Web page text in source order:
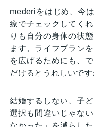
mederiをはじめ、今
療でチェックしてく
りも自分の身体の状
ます。ライフプラン
を広げるためにも、
だけるとうれしいです
結婚するしない、子
選択も間違いじゃな
なかった」を減らし